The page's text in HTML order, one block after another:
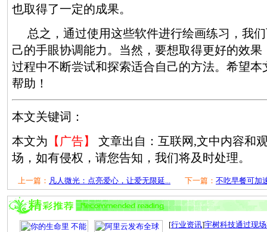
也取得了一定的成果。
总之，通过使用这些软件进行绘画练习，我
己的手眼协调能力。当然，要想取得更好的效
过程中不断尝试和探索适合自己的方法。希望本
帮助！
本文关键词：
本文为 【广告】
文章出自：互联网,文中内容和
场，如有侵权，请您告知，我们将及时处理。
上一篇： 凡人微光：点亮爱心，让爱无限延... 下一篇： 不吃早餐可加
[行业资讯]宇树科技通过现